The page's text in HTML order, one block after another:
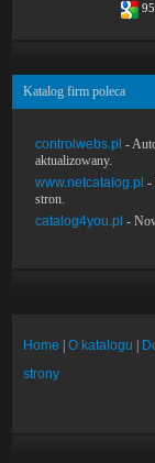
Katalog firm poleca
controlwebs.pl -
aktualizowany.
www.netcatalog.pl -
stron.
catalog4you.pl -
Home |O katalogu
strony